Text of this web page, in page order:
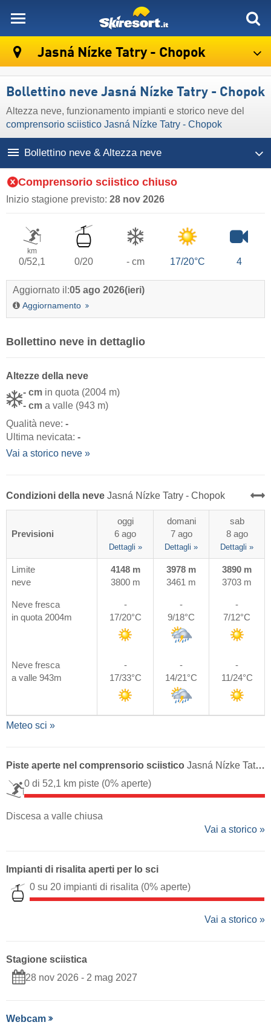
Jasná Nízke Tatry - Chopok
Bollettino neve Jasná Nízke Tatry - Chopok
Altezza neve, funzionamento impianti e storico neve del
comprensorio sciistico Jasná Nízke Tatry - Chopok
Bollettino neve & Altezza neve
Comprensorio sciistico chiuso
Inizio stagione previsto: 28 nov 2026
km
0/52,1 0/20 - cm 17/20°C 4
Aggiornato il:05 ago 2026(ieri)
Aggiornamento
Bollettino neve in dettaglio
Altezze della neve
- cm in quota (2004 m)
- cm a valle (943 m)
Qualità neve: -
Ultima nevicata: -
Vai a storico neve »
Condizioni della neve Jasná Nízke Tatry - Chopok
Previsioni
oggi
6 ago
Dettagli »
domani
7 ago
Dettagli »
sab
8 ago
Dettagli »
Limite
neve
4148 m
3800 m
3978 m
3461 m
3890 m
3703 m
Neve fresca
in quota 2004m
-
17/20°C
-
9/18°C
-
7/12°C
Neve fresca
a valle 943m
-
17/33°C
-
14/21°C
-
11/24°C
Meteo sci »
Piste aperte nel comprensorio sciistico Jasná Nízke Tatry - Chopok
0 di 52,1 km piste (0% aperte)
Discesa a valle chiusa
Vai a storico »
Impianti di risalita aperti per lo sci
0 su 20 impianti di risalita (0% aperte)
Vai a storico »
Stagione sciistica
28 nov 2026 - 2 mag 2027
Webcam